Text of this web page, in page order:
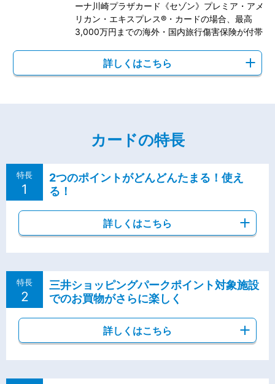
ーナ川崎プラザカード《セゾン》プレミア・アメ
リカン・エキスプレス®・カードの場合、最高
3,000万円までの海外・国内旅行傷害保険が付帯
詳しくはこちら
カードの特長
特長
1
2つのポイントがどんどんたまる！使え
る！
詳しくはこちら
特長
2
三井ショッピングパークポイント対象施設
でのお買物がさらに楽しく
詳しくはこちら